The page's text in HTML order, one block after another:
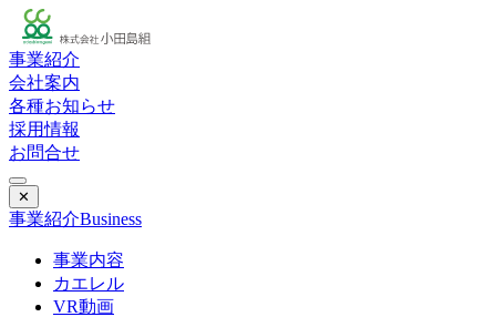
事業紹介
会社案内
各種お知らせ
採用情報
お問合せ
✕
事業紹介Business
事業内容
カエレル
VR動画